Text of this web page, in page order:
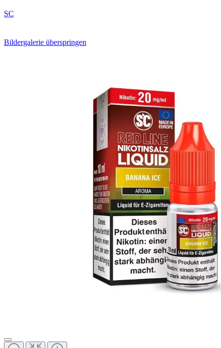
SC
Bildergalerie überspringen